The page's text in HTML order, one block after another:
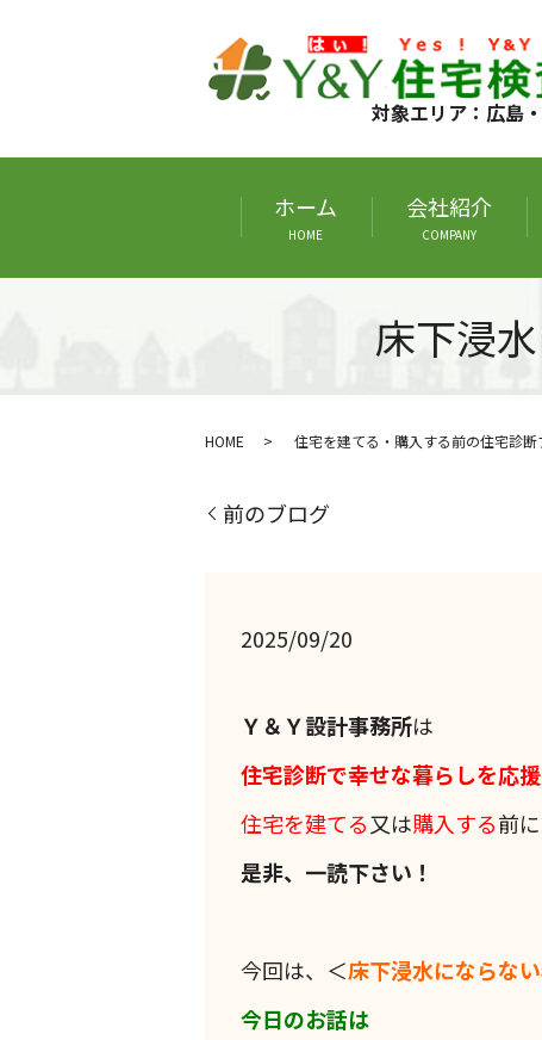
対象エリア：広島
ホーム
HOME
会社紹介
COMPANY
床下浸
HOME 住宅を建てる・購入する前の住宅診断
前のブログ
2025/09/20
Ｙ＆Ｙ設計事務所は
住宅診断で幸せな暮らしを応援
住宅を建てる又は購入する前に
是非、一読下さい！
今回は、＜床下浸水にならな
今日のお話は